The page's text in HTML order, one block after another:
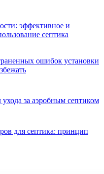
эффективное и
септика
ошибок установки
за аэробным септиком
для септика: принцип